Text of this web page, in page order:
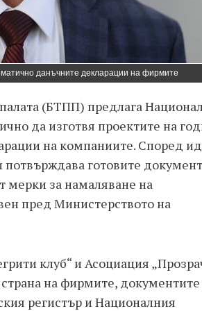
данъчните декларации на фирмите
(БТПП) предлага
да изготвя проектите на
на компаниите. Според
готовите
мерки за намаляване на
пред Министерството на
клуб“ и Асоциация
на фирмите, документите
регистър и Националния